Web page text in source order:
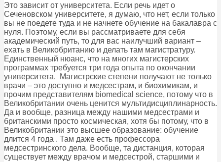
Это зависит от университета. Если речь идет о
Сеченовском университете, я думаю, что нет, если только
вы не поедете туда и не начнете обучение на бакалавра с
нуля. Поэтому, если вы рассматриваете для себя
академический путь, то для вас наилучший вариант –
ехать в Великобританию и делать там магистратуру.
Единственный нюанс, что на многих магистерских
программах требуется три года опыта по окончании
университета. Магистрские степени получают не только
врачи – это доступно и медсестрам, и биохимикам, и
прочим представителям biomedical science, потому что в
Великобритании очень ценится мультидисциплинарность.
Да и вообще, разница между нашими медсестрами и
британскими просто космическая, хотя бы потому, что в
Великобритании это высшее образование: обучение
длится 4 года . Там даже есть профессора
медсестринского дела. Вообще, та дистанция, которая
существует между врачом и медсестрой, старшими и